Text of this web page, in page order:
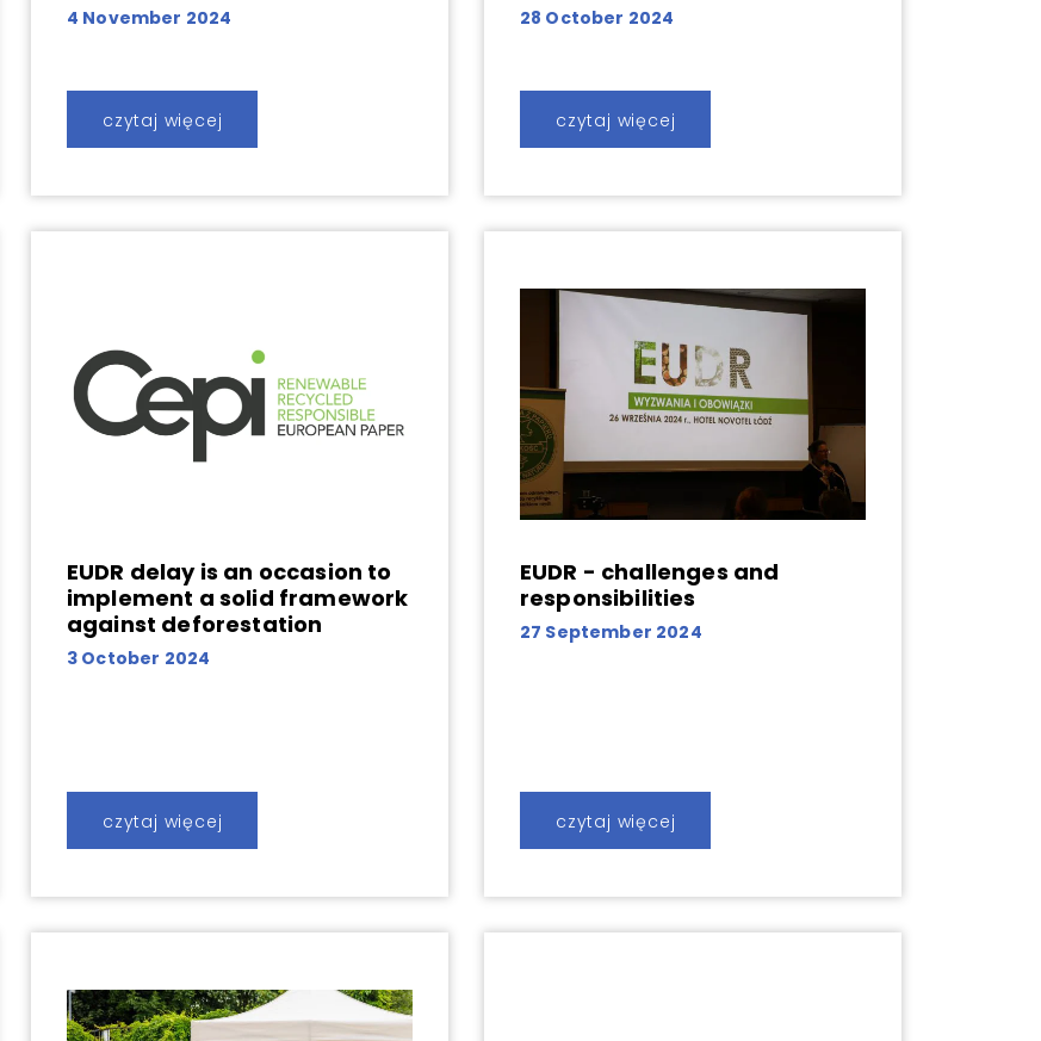
4 November 2024
czytaj więcej
28 October 2024
czytaj więcej
EUDR delay is an occasion to
implement a solid framework
against deforestation
3 October 2024
czytaj więcej
EUDR - challenges and
responsibilities
27 September 2024
czytaj więcej